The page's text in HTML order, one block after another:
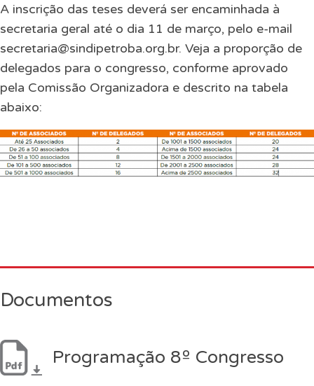
A inscrição das teses deverá ser encaminhada à
secretaria geral até o dia 11 de março, pelo e-mail
secretaria@sindipetroba.org.br. Veja a proporção de
delegados para o congresso, conforme aprovado
pela Comissão Organizadora e descrito na tabela
abaixo:
Documentos
Programação 8º Congresso